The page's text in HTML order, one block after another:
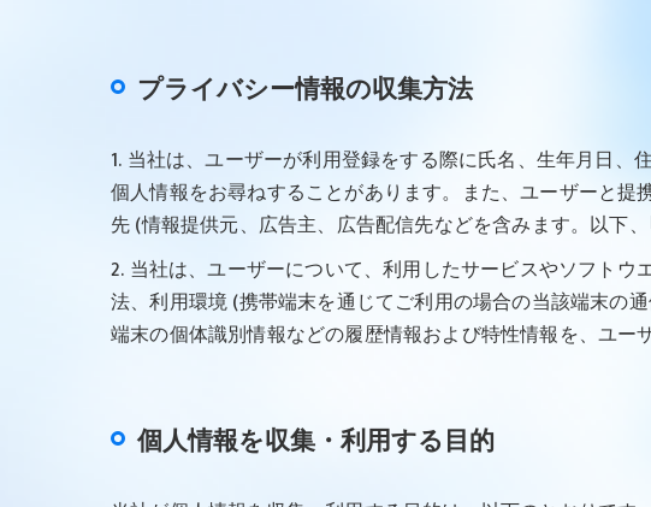
プライバシー情報の収集方法
1. 当社は、ユーザーが利用登録をする際に氏名、生年月日
個人情報をお尋ねすることがあります。また、ユーザーと
先 (情報提供元、広告主、広告配信先などを含みます。以下
2. 当社は、ユーザーについて、利用したサービスやソフト
法、利用環境 (携帯端末を通じてご利用の場合の当該端末の
端末の個体識別情報などの履歴情報および特性情報を、ユー
個人情報を収集・利用する目的